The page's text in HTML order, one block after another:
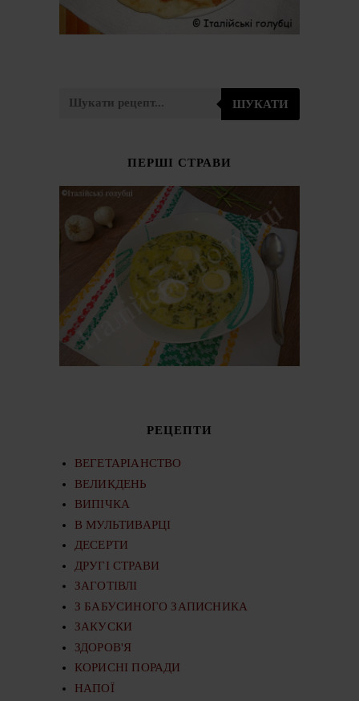
ШУКАТИ
ПЕРШІ СТРАВИ
РЕЦЕПТИ
ВЕГЕТАРІАНСТВО
ВЕЛИКДЕНЬ
ВИПІЧКА
В МУЛЬТИВАРЦІ
ДЕСЕРТИ
ДРУГІ СТРАВИ
ЗАГОТІВЛІ
З БАБУСИНОГО ЗАПИСНИКА
ЗАКУСКИ
ЗДОРОВ'Я
КОРИСНІ ПОРАДИ
НАПОЇ